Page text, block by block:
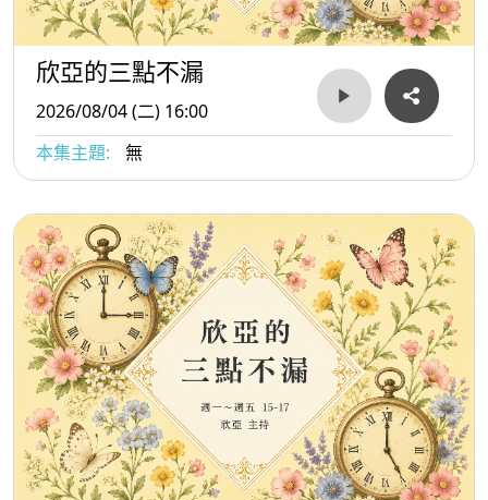
欣亞的三點不漏
2026/08/04 (二) 16:00
本集主題:
無